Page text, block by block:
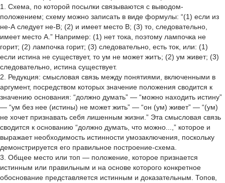
1. Схема, по которой посылки связываются с выводом-
положением; схему можно записать в виде формулы: “(1) если из
не-А следует не-В; (2) и имеет место В; (3) то, следовательно,
имеет место А.” Например: (1) нет тока, поэтому лампочка не
горит; (2) лампочка горит; (3) следовательно, есть ток, или: (1)
если истина не существует, то ум не может житъ; (2) ум живет; (3)
следовательно, истина существует.
2. Редукция: смысловая связь между понятиями, включенными в
аргумент, посредством которых значение положения сводится к
значению основания: “должно думать” — “можно находить истину”
— “ум без нее (истины) не может жить” — “он (ум) живет” — “(ум)
не хочет признавать себя лишенным жизни.” Эта смысловая связь
сводится к основанию “должно думать, что можно...,” которое и
выражает необходимость истинности умозаключения, поскольку
демонстрируется его правильное построение-схема.
3. Общее место или топ — положение, которое признается
истинным или правильным и на основе которого конкретное
обоснование представляется истинным и доказательным. Топов,